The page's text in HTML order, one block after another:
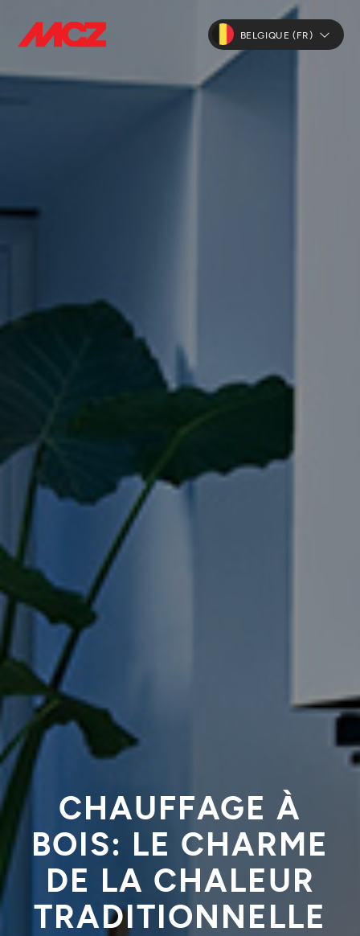
BELGIQUE (FR)
CHAUFFAGE À
BOIS: LE CHARME
DE LA CHALEUR
TRADITIONNELLE